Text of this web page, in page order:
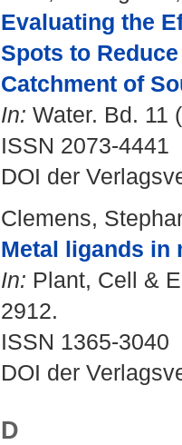
Evaluating the
Spots to
Catchment of
In: Water. Bd. 11
ISSN 2073-4441
DOI der
Clemens,
Metal ligands in
In: Plant, Cell &
2912.
ISSN 1365-3040
DOI der
D